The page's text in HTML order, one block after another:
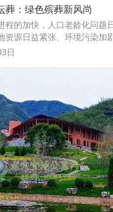
葬：绿色殡葬新风尚
程的加快，人口老龄化问题
资源日益紧张、环境污染加
。为顺应时代发展，推广绿
日